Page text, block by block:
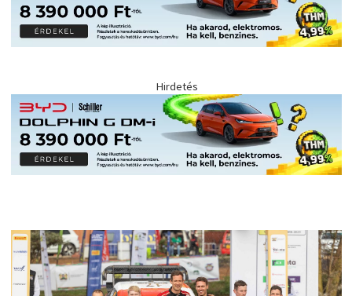
Hirdetés